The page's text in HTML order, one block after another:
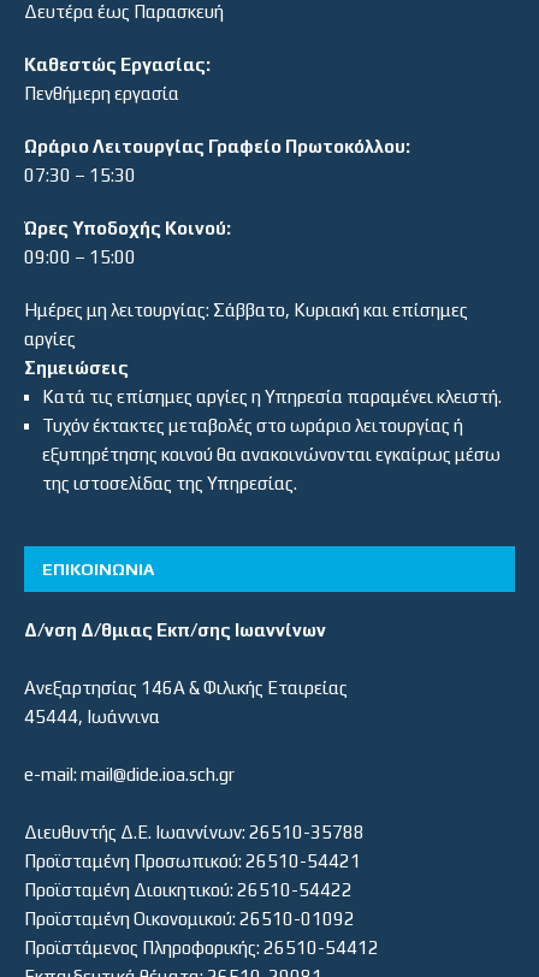
Δευτέρα έως Παρασκευή
Καθεστώς Εργασίας:
Πενθήμερη εργασία
Ωράριο Λειτουργίας Γραφείο Πρωτοκόλλου:
07:30 – 15:30
Ώρες Υποδοχής Κοινού:
09:00 – 15:00
Ημέρες μη λειτουργίας: Σάββατο, Κυριακή και επίσημες
αργίες
Σημειώσεις
Κατά τις επίσημες αργίες η Υπηρεσία παραμένει κλειστή.
Τυχόν έκτακτες μεταβολές στο ωράριο λειτουργίας ή
εξυπηρέτησης κοινού θα ανακοινώνονται εγκαίρως μέσω
της ιστοσελίδας της Υπηρεσίας.
ΕΠΙΚΟΙΝΩΝΙΑ
Δ/νση Δ/θμιας Εκπ/σης Ιωαννίνων
Ανεξαρτησίας 146Α & Φιλικής Εταιρείας
45444, Ιωάννινα
e-mail: mail@dide.ioa.sch.gr
Διευθυντής Δ.Ε. Ιωαννίνων: 26510-35788
Προϊσταμένη Προσωπικού: 26510-54421
Προϊσταμένη Διοικητικού: 26510-54422
Προϊσταμένη Οικονομικού: 26510-01092
Προϊστάμενος Πληροφορικής: 26510-54412